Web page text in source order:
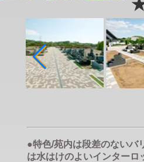
●特色/苑内は段差のないバ
は水はけのよいインターロ